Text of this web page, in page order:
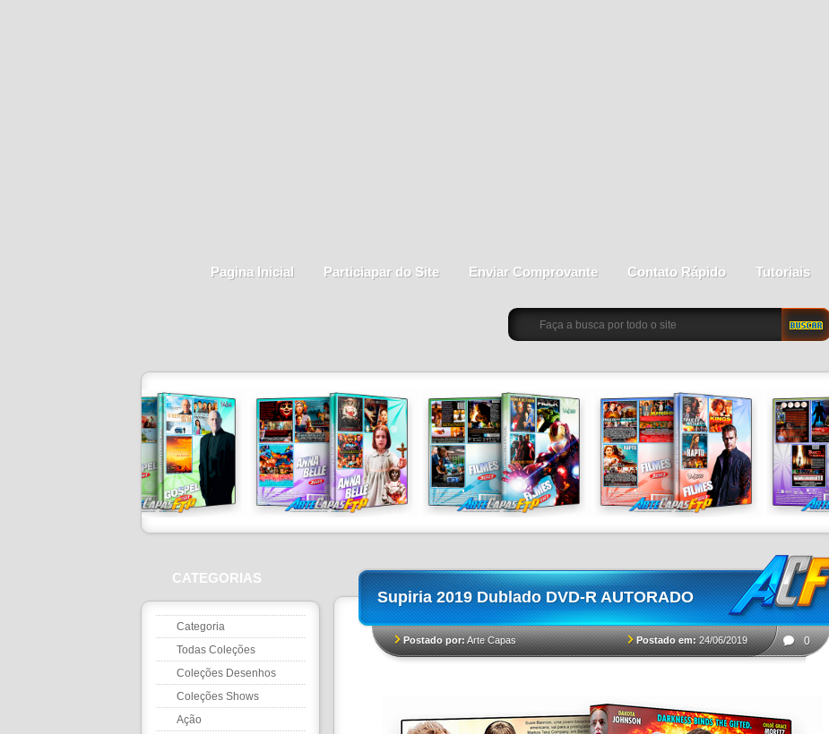
Pagina Inicial Particiapar do Site Enviar Comprovante Contato Rápido Tutoriais
BUSCAR
CATEGORIAS
Categoria
Todas Coleções
Coleções Desenhos
Coleções Shows
Ação
Supiria 2019 Dublado DVD-R AUTORADO
Postado por:Arte Capas 0
Postado em:24/06/2019